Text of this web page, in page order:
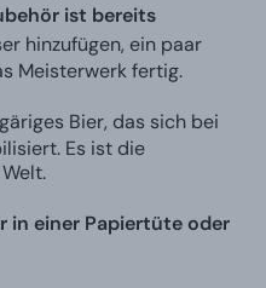
ist bereits
hinzufügen, ein paar
Meisterwerk fertig.
Bier, das sich bei
Es ist die
in einer Papiertüte oder